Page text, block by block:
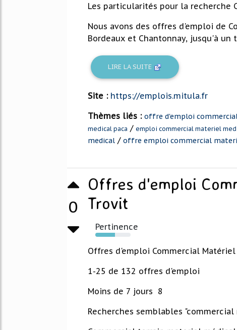
Les particularités pour la recherche
Nous avons des offres d'emploi de
Bordeaux et Chantonnay, jusqu'à
LIRE LA SUITE
Site : https://emplois.mitula.fr
Thèmes liés : offre d'emploi
medical paca / emploi commercial materiel
medical / offre emploi commercial
0
Offres d'emploi
Trovit
Pertinence
55%
Offres d'emploi Commercial
1-25 de 132 offres d'emploi
Moins de 7 jours 8
Recherches semblables